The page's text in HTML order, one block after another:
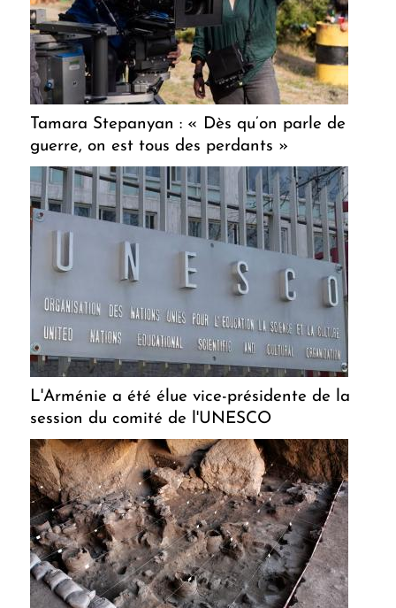
Tamara Stepanyan : « Dès qu’on parle de
guerre, on est tous des perdants »
L'Arménie a été élue vice-présidente de la
session du comité de l'UNESCO